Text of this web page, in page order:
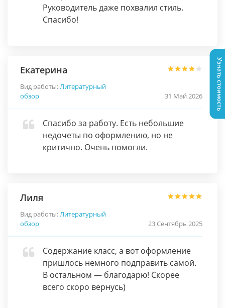
Руководитель даже похвалил стиль.
Спасибо!
Екатерина
Вид работы:Литературный
обзор
31 Май 2026
Спасибо за работу. Есть небольшие
недочеты по оформлению, но не
критично. Очень помогли.
Лиля
Вид работы:Литературный
обзор
23 Сентябрь 2025
Содержание класс, а вот оформление
пришлось немного подправить самой.
В остальном — благодарю! Скорее
всего скоро вернусь)
Узнать стоимость